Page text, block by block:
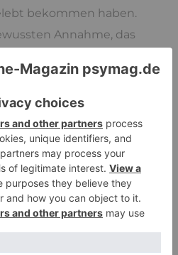
bekommen haben.
Annahme, das
es tun, können
sein:
selbst. Ich bin es mir wert.«
für mich
viel im Leben erreicht. Ich
Und falls nicht, werde